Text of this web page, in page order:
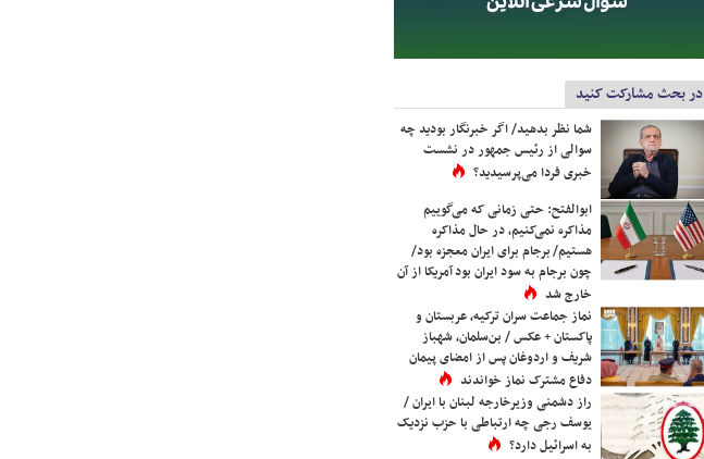
در بحث مشارکت کنید
شما نظر بدهید/ اگر خبرنگار بودید چه
سوالی از رئیس جمهور در نشست
خبری فردا می‌پرسیدید؟
ابوالفتح: حتی زمانی که می‌گوییم
مذاکره نمی‌کنیم، در حال مذاکره
هستیم/ برجام برای ایران معجزه بود/
چون برجام به سود ایران بود آمریکا از آن
خارج شد
نماز جماعت سران ترکیه، عربستان و
پاکستان + عکس / بن‌سلمان، شهباز
شریف و اردوغان پس از امضای پیمان
دفاع مشترک نماز خواندند
راز دشمنی وزیرخارجه لبنان با ایران /
یوسف رجی چه ارتباطی با حزب نزدیک
به اسرائیل دارد؟